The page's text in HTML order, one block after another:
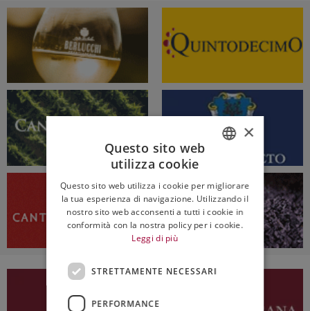
ENGLISH
×
Questo sito web
utilizza cookie
Questo sito web utilizza i cookie per migliorare
la tua esperienza di navigazione. Utilizzando il
nostro sito web acconsenti a tutti i cookie in
conformità con la nostra policy per i cookie.
Leggi di più
STRETTAMENTE NECESSARI
PERFORMANCE